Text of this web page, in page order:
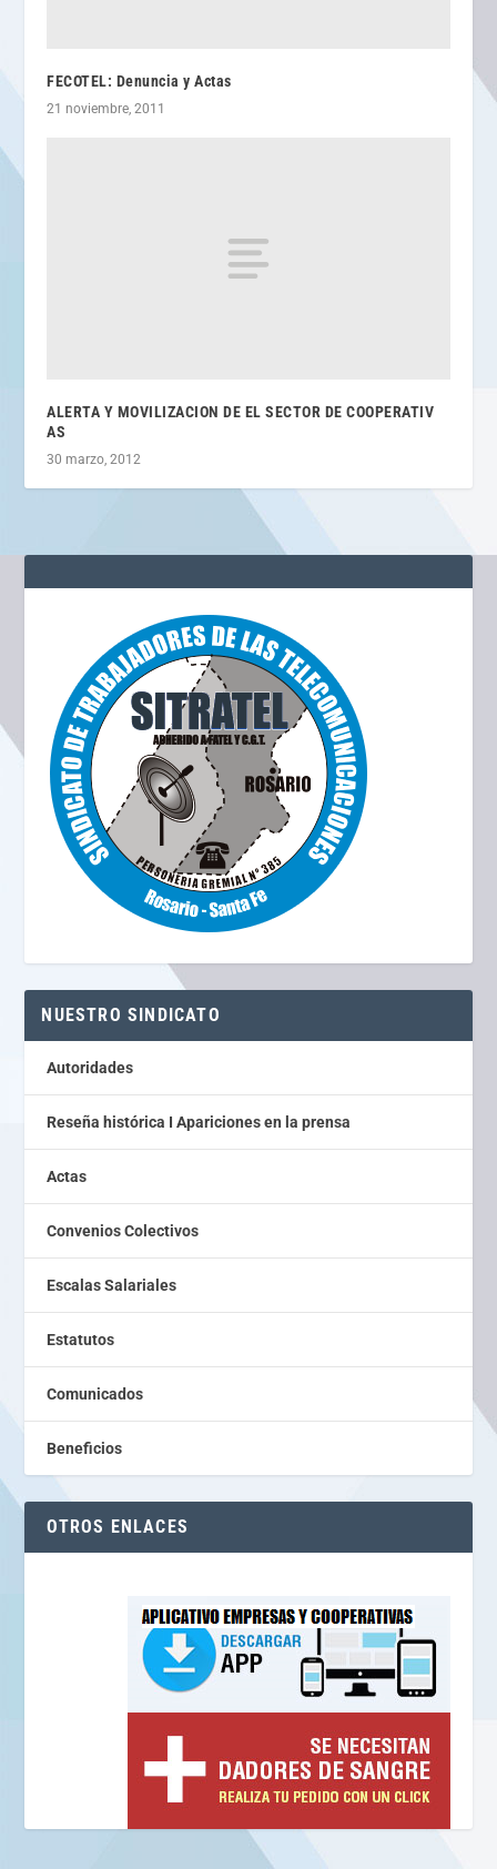
FECOTEL: Denuncia y Actas
21 noviembre, 2011
ALERTA Y MOVILIZACI​ON DE EL SECTOR DE COOPERATIV​
AS
30 marzo, 2012
NUESTRO SINDICATO
Autoridades
Reseña histórica I Apariciones en la prensa
Actas
Convenios Colectivos
Escalas Salariales
Estatutos
Comunicados
Beneficios
OTROS ENLACES